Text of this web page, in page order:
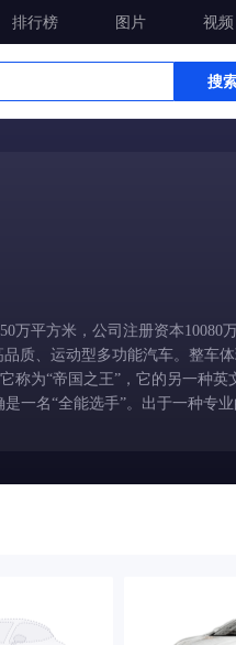
排行榜 图片 视频
搜
平方米，公司注册资本10080
、运动型多功能汽车。整车
为“帝国之王”，它的另一种
一名“全能选手”。出于一种专